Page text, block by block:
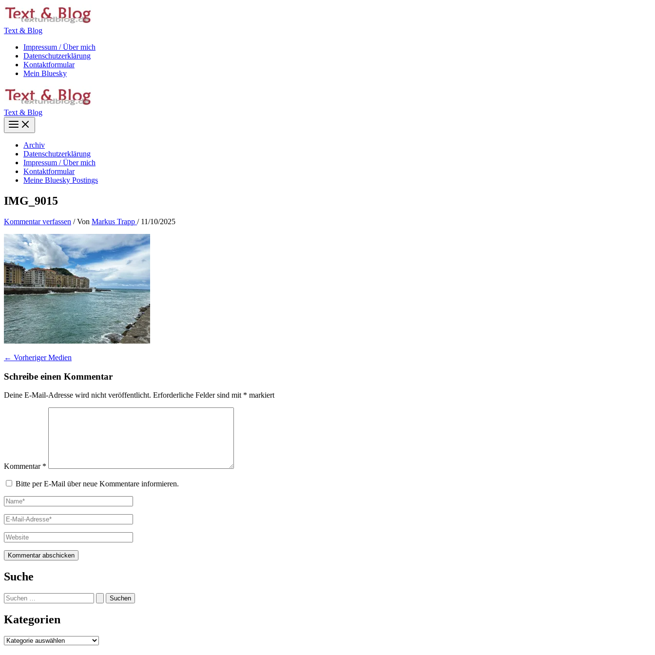
Zum
Inhalt
Text & Blog
Impressum / Über mich
Datenschutzerklärung
Kontaktformular
Mein Bluesky
Text & Blog
Main
Menu
Archiv
Datenschutzerklärung
Impressum / Über mich
Kontaktformular
Meine Bluesky Postings
IMG_9015
Kommentar verfassen / Von Markus Trapp / 11/10/2025
← Vorheriger Medien
Schreibe einen Kommentar
Deine E-Mail-Adresse wird nicht veröffentlicht. Erforderliche Felder sind mit * markiert
Kommentar *
Bitte per E-Mail über neue Kommentare informieren.
Name*
E-
Mail-
Adresse*
Website
Suche
Suchen
nach:
Kategorien
Kategorien